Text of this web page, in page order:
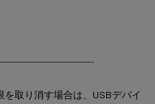
取り消す場合は、USBデバイ